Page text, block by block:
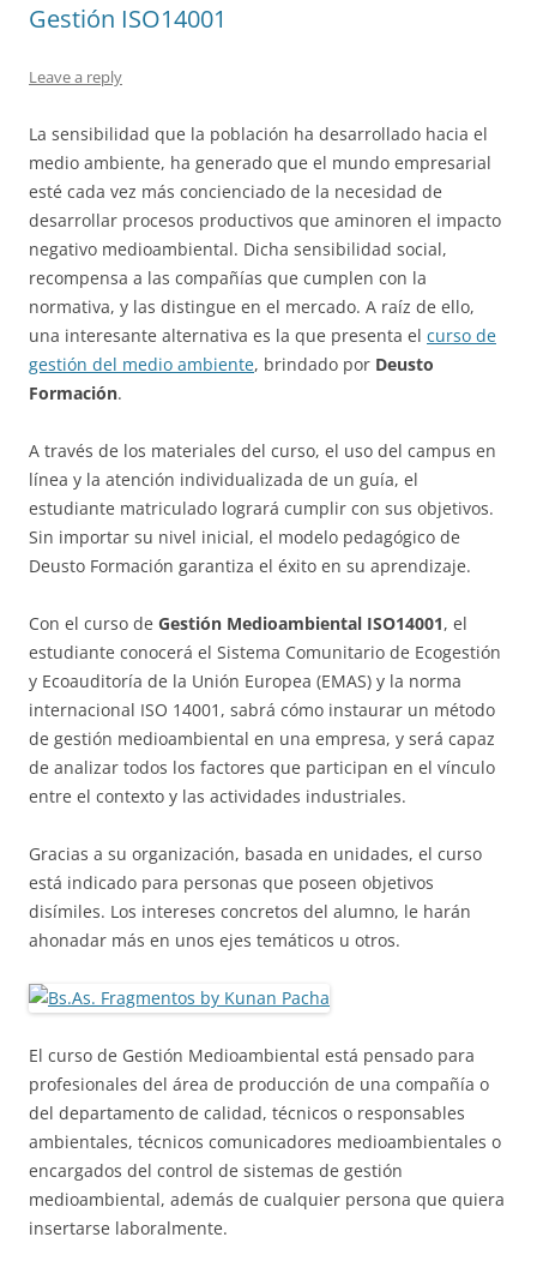
Gestión ISO14001
Leave a reply
La sensibilidad que la población ha desarrollado hacia el
medio ambiente, ha generado que el mundo empresarial
esté cada vez más concienciado de la necesidad de
desarrollar procesos productivos que aminoren el impacto
negativo medioambiental. Dicha sensibilidad social,
recompensa a las compañías que cumplen con la
normativa, y las distingue en el mercado. A raíz de ello,
una interesante alternativa es la que presenta el curso de
gestión del medio ambiente, brindado por Deusto
Formación.
A través de los materiales del curso, el uso del campus en
línea y la atención individualizada de un guía, el
estudiante matriculado logrará cumplir con sus objetivos.
Sin importar su nivel inicial, el modelo pedagógico de
Deusto Formación garantiza el éxito en su aprendizaje.
Con el curso de Gestión Medioambiental ISO14001, el
estudiante conocerá el Sistema Comunitario de Ecogestión
y Ecoauditoría de la Unión Europea (EMAS) y la norma
internacional ISO 14001, sabrá cómo instaurar un método
de gestión medioambiental en una empresa, y será capaz
de analizar todos los factores que participan en el vínculo
entre el contexto y las actividades industriales.
Gracias a su organización, basada en unidades, el curso
está indicado para personas que poseen objetivos
disímiles. Los intereses concretos del alumno, le harán
ahonadar más en unos ejes temáticos u otros.
El curso de Gestión Medioambiental está pensado para
profesionales del área de producción de una compañía o
del departamento de calidad, técnicos o responsables
ambientales, técnicos comunicadores medioambientales o
encargados del control de sistemas de gestión
medioambiental, además de cualquier persona que quiera
insertarse laboralmente.